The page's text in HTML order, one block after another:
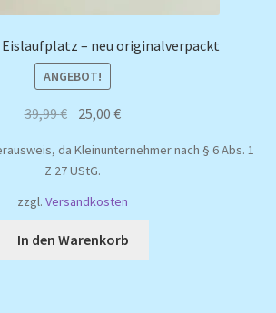
Eislaufplatz – neu originalverpackt
ANGEBOT!
39,99€ Ursprünglicher
war:
39,99 €
25,00€Aktueller
ist:
da Kleinunternehmer nach § 6 Abs. 1
Z 27 UStG.
zzgl. Versandkosten
In den Warenkorb